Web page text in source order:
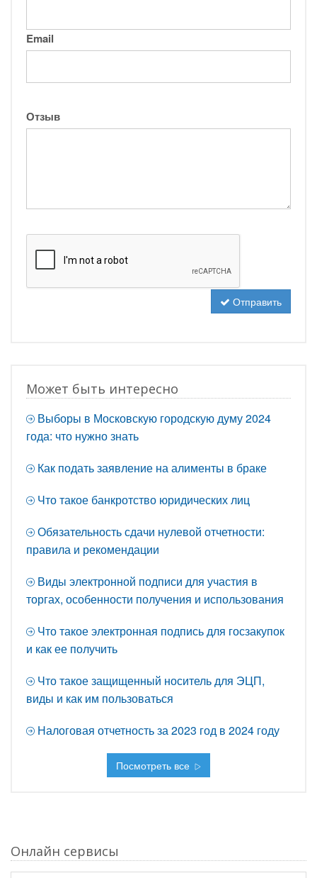
Email
Отзыв
Отправить
Может быть интересно
Выборы в Московскую городскую думу 2024
года: что нужно знать
Как подать заявление на алименты в браке
Что такое банкротство юридических лиц
Обязательность сдачи нулевой отчетности:
правила и рекомендации
Виды электронной подписи для участия в
торгах, особенности получения и использования
Что такое электронная подпись для госзакупок
и как ее получить
Что такое защищенный носитель для ЭЦП,
виды и как им пользоваться
Налоговая отчетность за 2023 год в 2024 году
Посмотреть все
Онлайн сервисы